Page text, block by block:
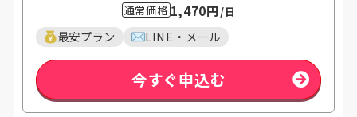
通常価格1,470円 /日
最安プラン LINE・メール
今すぐ申込む